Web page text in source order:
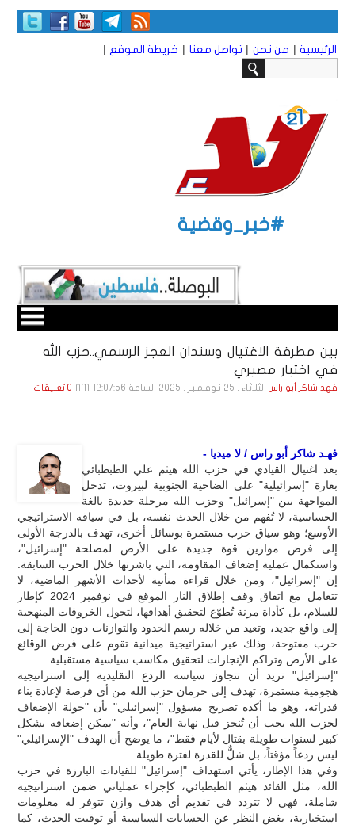
الرئيسية | من نحن | تواصل معنا | خريطة الموقع |
#خبر_وقضية
بين مطرقة الاغتيال وسندان العجز الرسمي..حزب الله
في اختبار مصيري
فهد شاكر أبو راس الثلاثاء , 25 نـوفـمـبـر , 2025 الساعة 12:07:56 AM 0 تعليقات
فهـد شاكر أبو راس / لا ميديا -
بعد اغتيال القيادي في حزب الله هيثم علي الطبطبائي
بغارة "إسرائيلية" على الضاحية الجنوبية لبيروت، تدخل
المواجهة بين "إسرائيل" وحزب الله مرحلة جديدة بالغة
الحساسية، لا تُفهم من خلال الحدث نفسه، بل في سياقه الاستراتيجي
الأوسع؛ وهو سياق حرب مستمرة بوسائل أخرى، تهدف بالدرجة الأولى
إلى فرض موازين قوة جديدة على الأرض لمصلحة "إسرائيل"،
واستكمال عملية إضعاف المقاومة، التي باشرتها خلال الحرب السابقة.
إن "إسرائيل"، ومن خلال قراءة متأنية لأحداث الأشهر الماضية، لا
تتعامل مع اتفاق وقف إطلاق النار الموقع في نوفمبر 2024 كإطار
للسلام، بل كأداة مرنة تُطوّع لتحقيق أهدافها، لتحول الخروقات المنهجية
إلى واقع جديد، وتعيد من خلاله رسم الحدود والتوازنات دون الحاجة إلى
حرب مفتوحة، وذلك عبر استراتيجية ميدانية تقوم على فرض الوقائع
على الأرض وتراكم الإنجازات لتحقيق مكاسب سياسية مستقبلية.
"إسرائيل" تريد أن تتجاوز سياسة الردع التقليدية إلى استراتيجية
هجومية مستمرة، تهدف إلى حرمان حزب الله من أي فرصة لإعادة بناء
قدراته، وهو ما أكده تصريح مسؤول "إسرائيلي" بأن "جولة الإضعاف
لحزب الله يجب أن تُنجز قبل نهاية العام"، وأنه "يمكن إضعافه بشكل
كبير لسنوات طويلة بقتال لأيام فقط"، ما يوضح أن الهدف "الإسرائيلي"
ليس ردعاً مؤقتاً، بل شلٌّ للقدرة لفترة طويلة.
وفي هذا الإطار، يأتي استهداف "إسرائيل" للقيادات البارزة في حزب
الله، مثل القائد هيثم الطبطبائي، كإجراء عملياتي ضمن استراتيجية
شاملة، فهي لا تتردد في تقديم أي هدف وازن تتوفر له معلومات
استخبارية، بغض النظر عن الحسابات السياسية أو توقيت الحدث، كما